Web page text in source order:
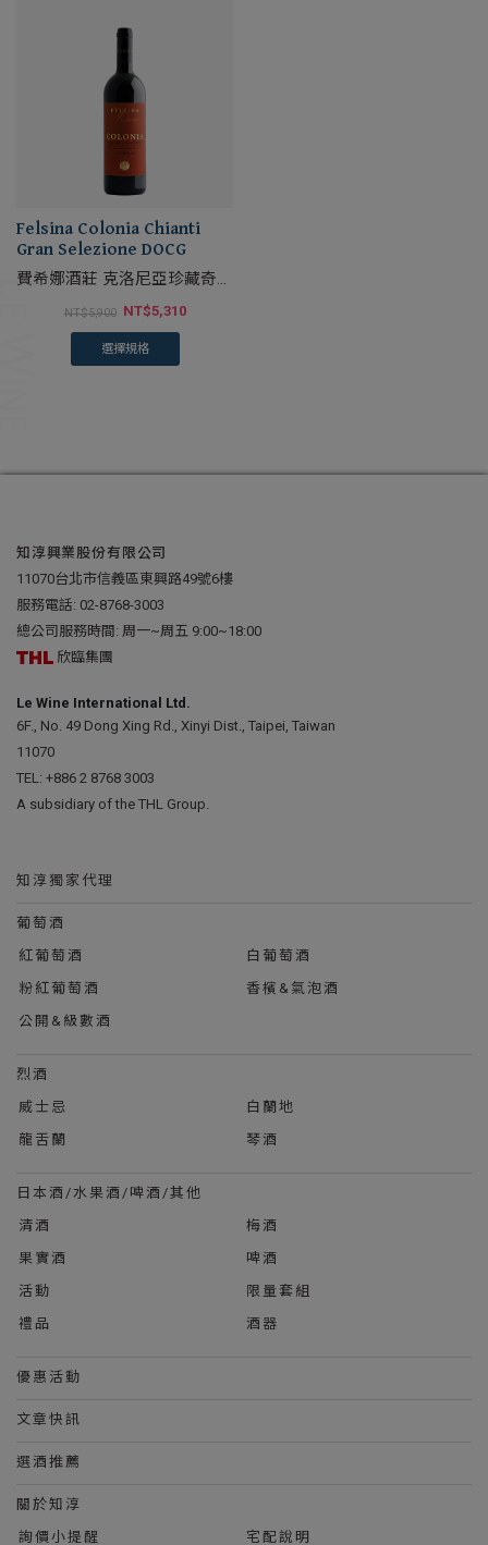
Felsina Colonia Chianti
Gran Selezione DOCG
費希娜酒莊 克洛尼亞珍藏奇揚
NT$5,900 NT$5,310
選擇規格
知淳興業股份有限公司
11070台北市信義區東興路49號6樓
服務電話: 02-8768-3003
總公司服務時間: 周一~周五 9:00~18:00
欣臨集團
Le Wine International Ltd.
6F., No. 49 Dong Xing Rd., Xinyi Dist., Taipei, Taiwan
11070
TEL: +886 2 8768 3003
A subsidiary of the THL Group.
知淳獨家代理
葡萄酒
紅葡萄酒
白葡萄酒
粉紅葡萄酒
香檳&氣泡酒
公開&級數酒
烈酒
威士忌
白蘭地
龍舌蘭
琴酒
日本酒/水果酒/啤酒/其他
清酒
梅酒
果實酒
啤酒
活動
限量套組
禮品
酒器
優惠活動
文章快訊
選酒推薦
關於知淳
詢價小提醒
宅配說明